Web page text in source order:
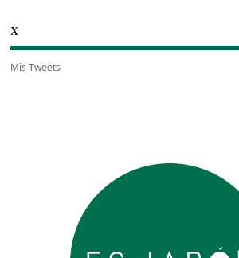
X
Mis Tweets